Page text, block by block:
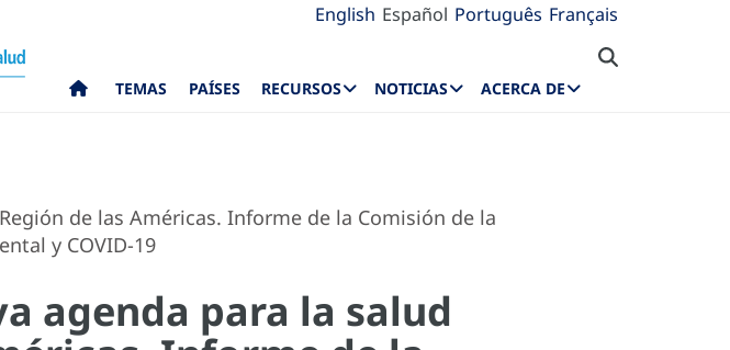
English Español Português Français
TEMAS PAÍSES RECURSOS NOTICIAS ACERCA DE
de las Américas. Informe de la Comisión de la
y COVID-19
agenda para la salud